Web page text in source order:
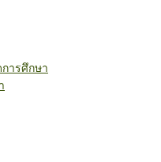
ารศึกษา